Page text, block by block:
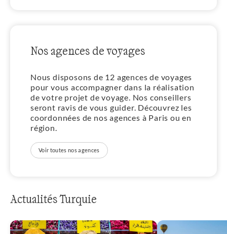
Nos agences de voyages
Nous disposons de 12 agences de voyages
pour vous accompagner dans la réalisation
de votre projet de voyage. Nos conseillers
seront ravis de vous guider. Découvrez les
coordonnées de nos agences à Paris ou en
région.
Voir toutes nos agences
Actualités Turquie